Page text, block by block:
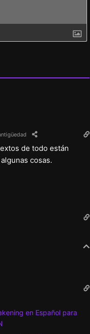
importante de
y la opción de
navideña de
durante la
del festival
activaba la
para ella.
clic en «Pista de
de discusión
de todo están
cosas.
en Español para